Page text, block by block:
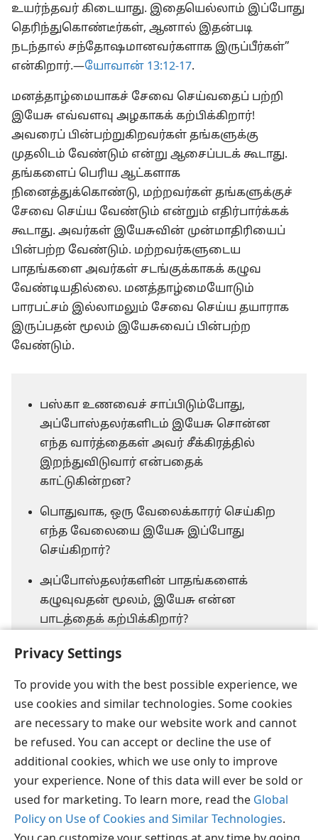
Privacy Settings
To provide you with the best possible experience, we
use cookies and similar technologies. Some cookies
are necessary to make our website work and cannot
be refused. You can accept or decline the use of
additional cookies, which we use only to improve
your experience. None of this data will ever be sold or
used for marketing. To learn more, read the Global
Policy on Use of Cookies and Similar Technologies.
உயர்ந்தவர் கிடையாது. இதையெல்லாம் இப்போது
தெரிந்துகொண்டீர்கள், ஆனால் இதன்படி
நடந்தால் சந்தோஷமானவர்களாக இருப்பீர்கள்”
என்கிறார்.—யோவான் 13:12-17.
மனத்தாழ்மையாகச் சேவை செய்வதைப் பற்றி
இயேசு எவ்வளவு அழகாகக் கற்பிக்கிறார்!
அவரைப் பின்பற்றுகிறவர்கள் தங்களுக்கு
முதலிடம் வேண்டும் என்று ஆசைப்படக் கூடாது.
தங்களைப் பெரிய ஆட்களாக
நினைத்துக்கொண்டு, மற்றவர்கள் தங்களுக்குச்
சேவை செய்ய வேண்டும் என்றும் எதிர்பார்க்கக்
கூடாது. அவர்கள் இயேசுவின் முன்மாதிரியைப்
பின்பற்ற வேண்டும். மற்றவர்களுடைய
பாதங்களை அவர்கள் சடங்குக்காகக் கழுவ
வேண்டியதில்லை. மனத்தாழ்மையோடும்
பாரபட்சம் இல்லாமலும் சேவை செய்ய தயாராக
இருப்பதன் மூலம் இயேசுவைப் பின்பற்ற
வேண்டும்.
பஸ்கா உணவைச் சாப்பிடும்போது,
அப்போஸ்தலர்களிடம் இயேசு சொன்ன
எந்த வார்த்தைகள் அவர் சீக்கிரத்தில்
இறந்துவிடுவார் என்பதைக்
காட்டுகின்றன?
பொதுவாக, ஒரு வேலைக்காரர் செய்கிற
எந்த வேலையை இயேசு இப்போது
செய்கிறார்?
அப்போஸ்தலர்களின் பாதங்களைக்
கழுவுவதன் மூலம், இயேசு என்ன
பாடத்தைக் கற்பிக்கிறார்?
தமிழ் பகிரவும்
விருப்பங்கள்
Copyright
© 2026 Watch Tower Bible and Tract Society of Pennsylvania
ப்ரைவசி செட்டிங்
உள்நுழையவும்